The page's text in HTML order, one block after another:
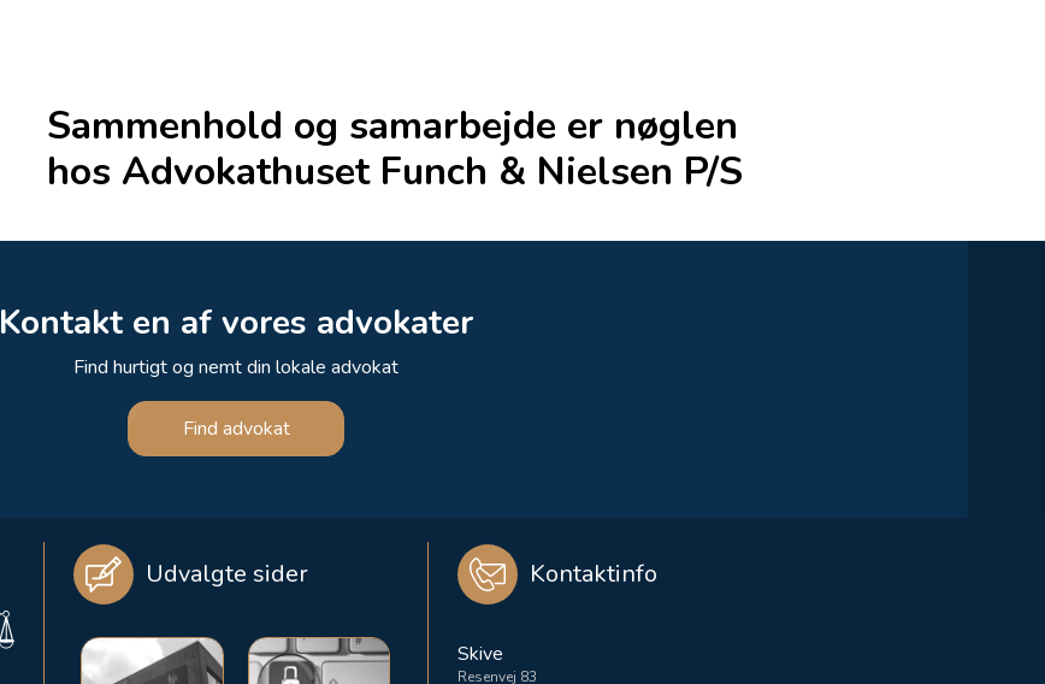
Sammenhold og samarbejde er nøglen
hos Advokathuset Funch & Nielsen P/S
Kontakt en af vores advokater
Find hurtigt og nemt din lokale advokat
Find advokat
Udvalgte sider Kontaktinfo
Skive
Resenvej 83